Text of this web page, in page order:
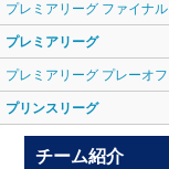
プレミアリーグ ファイナル
プレミアリーグ
プレミアリーグ プレーオフ
プリンスリーグ
チーム紹介